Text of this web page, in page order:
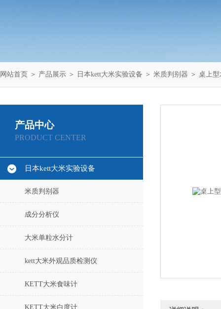
网站首页 ＞ 产品展示 ＞ 日本kett大米实验设备 ＞ 米质判别器 ＞ 桌上
产品中心
PRODUCT CENTER
日本kett大米实验设备
米质判别器
成分分析仪
大米单粒水分计
kett大米外观品质检测仪
KETT大米食味计
KETT大米白度计